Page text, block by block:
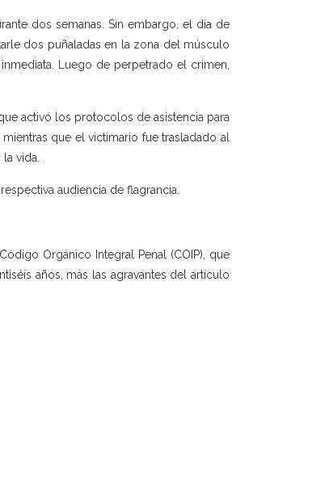
dos semanas. Sin embargo, el día de
dos puñaladas en la zona del músculo
Luego de perpetrado el crimen,
activó los protocolos de asistencia para
que el victimario fue trasladado al
vida.
audiencia de flagrancia.
Orgánico Integral Penal (COIP), que
años, más las agravantes del artículo